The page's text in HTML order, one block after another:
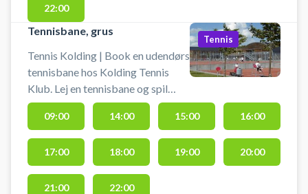
22:00
Tennisbane, grus
Tennis Kolding | Book en udendørs
tennisbane hos Kolding Tennis
Klub. Lej en tennisbane og spil
tennis i Kolding på en af
tennisklubbens grusbaner.
Tennis
09:00 14:00 15:00 16:00
17:00 18:00 19:00 20:00
21:00 22:00